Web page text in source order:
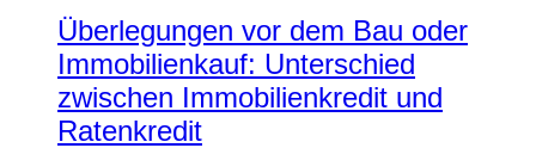
Überlegungen vor dem Bau oder
Immobilienkauf: Unterschied
zwischen Immobilienkredit und
Ratenkredit